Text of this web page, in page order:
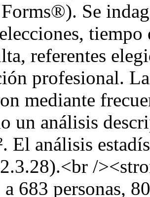
Se
referentes
profesional.
mediante
un análisis
El análisis
/
a 683 personas,